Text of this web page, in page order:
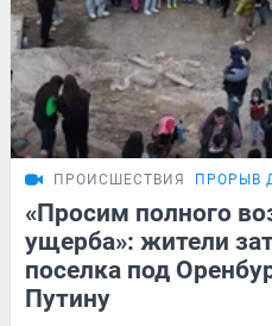
ПРОИСШЕСТВИЯ ПРОРЫВ
«Просим полного
ущерба»: жители
поселка под
Путину